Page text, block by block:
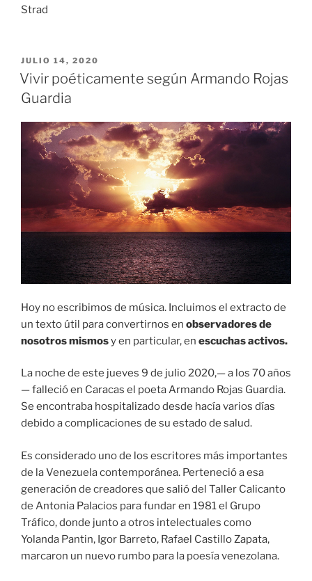
Strad
PUBLICADO
EL
JULIO 14, 2020
Vivir poéticamente según Armando Rojas
Guardia
Hoy no escribimos de música. Incluimos el extracto de
un texto útil para convertirnos en observadores de
nosotros mismosy en particular, en escuchas activos.
La noche de este jueves 9 de julio 2020,— a los 70 años
— falleció en Caracas el poeta Armando Rojas Guardia.
Se encontraba hospitalizado desde hacía varios días
debido a complicaciones de su estado de salud.
Es considerado uno de los escritores más importantes
de la Venezuela contemporánea. Perteneció a esa
generación de creadores que salió del Taller Calicanto
de Antonia Palacios para fundar en 1981 el Grupo
Tráfico, donde junto a otros intelectuales como
Yolanda Pantin, Igor Barreto, Rafael Castillo Zapata,
marcaron un nuevo rumbo para la poesía venezolana.